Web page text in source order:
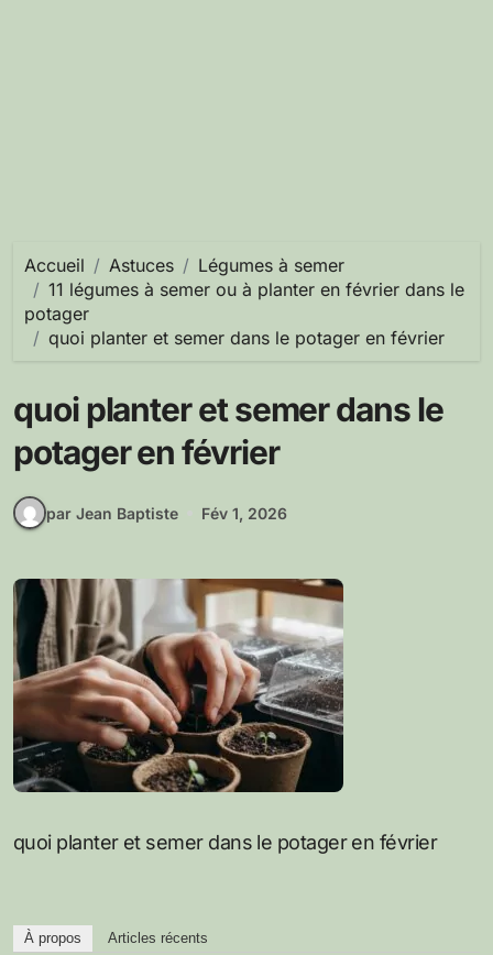
Accueil Astuces
Légumes à semer
11 légumes à semer ou à planter en février dans le
potager
quoi planter et semer dans le potager en février
quoi planter et semer dans le
potager en février
par Jean Baptiste Fév 1, 2026
quoi planter et semer dans le potager en février
À propos Articles récents